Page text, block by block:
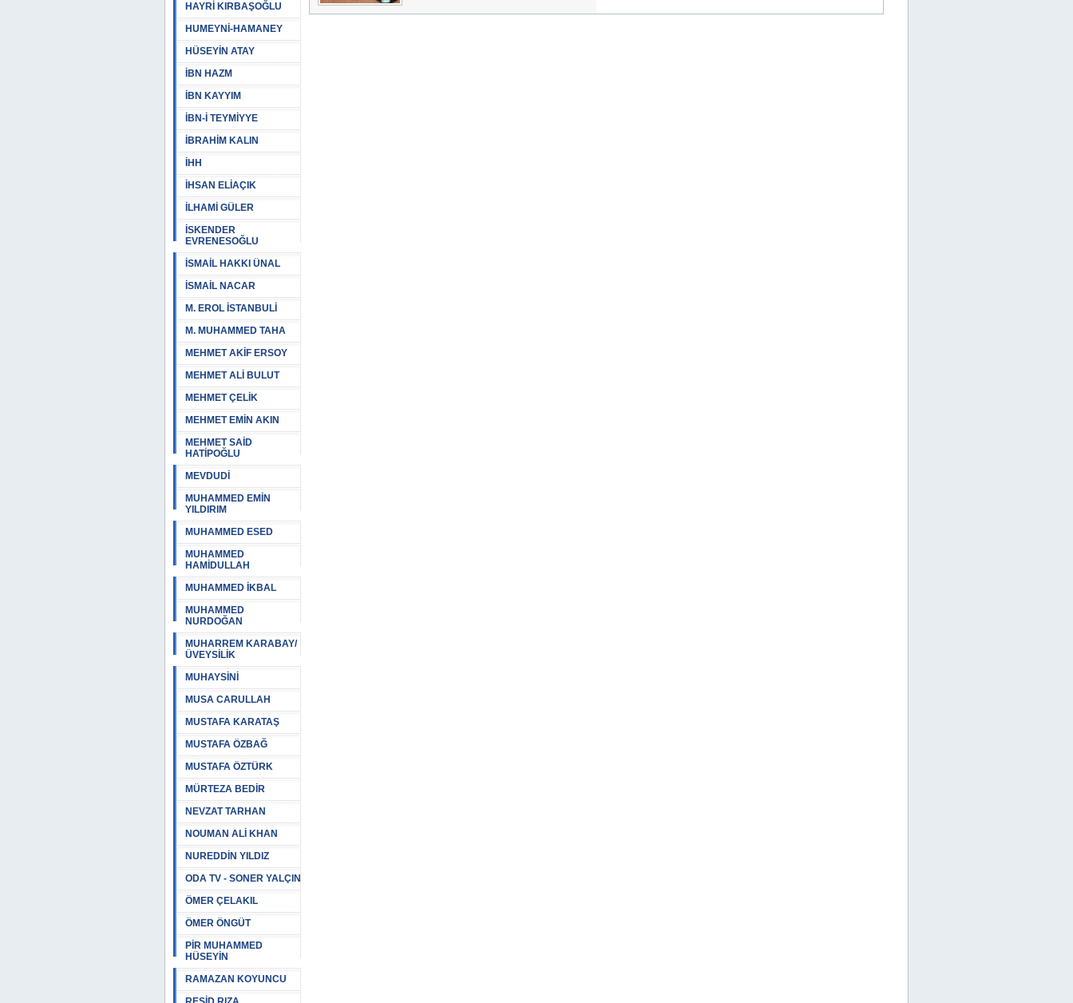
HAYRİ KIRBAŞOĞLU
HUMEYNİ-HAMANEY
HÜSEYİN ATAY
İBN HAZM
İBN KAYYIM
İBN-İ TEYMİYYE
İBRAHİM KALIN
İHH
İHSAN ELİAÇIK
İLHAMİ GÜLER
İSKENDER
EVRENESOĞLU
İSMAİL HAKKI ÜNAL
İSMAİL NACAR
M. EROL İSTANBULİ
M. MUHAMMED TAHA
MEHMET AKİF ERSOY
MEHMET ALİ BULUT
MEHMET ÇELİK
MEHMET EMİN AKIN
MEHMET SAİD
HATİPOĞLU
MEVDUDİ
MUHAMMED EMİN
YILDIRIM
MUHAMMED ESED
MUHAMMED
HAMİDULLAH
MUHAMMED İKBAL
MUHAMMED
NURDOĞAN
MUHARREM KARABAY/
ÜVEYSİLİK
MUHAYSİNİ
MUSA CARULLAH
MUSTAFA KARATAŞ
MUSTAFA ÖZBAĞ
MUSTAFA ÖZTÜRK
MÜRTEZA BEDİR
NEVZAT TARHAN
NOUMAN ALİ KHAN
NUREDDİN YILDIZ
ODA TV - SONER YALÇIN
ÖMER ÇELAKIL
ÖMER ÖNGÜT
PİR MUHAMMED
HÜSEYİN
RAMAZAN KOYUNCU